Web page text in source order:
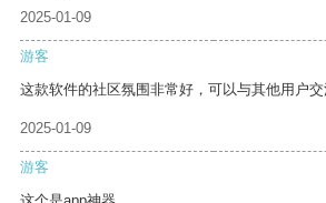
2025-01-09
游客
这款软件的社区氛围非常好，可以与其他用户交
2025-01-09
游客